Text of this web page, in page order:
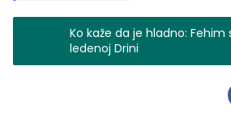
Ko kaže da je hladno: Fehim
ledenoj Drini